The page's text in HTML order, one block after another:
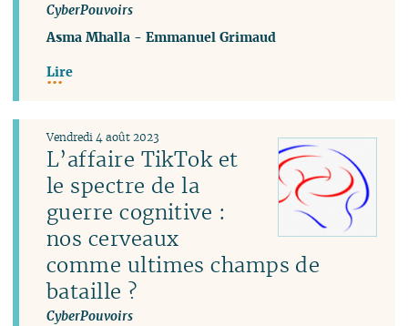
CyberPouvoirs
Asma Mhalla -Emmanuel Grimaud
Lire
L’affaire TikTok et
le spectre de la
guerre cognitive :
nos cerveaux
comme ultimes champs de
bataille ?
CyberPouvoirs
Vendredi 4 août 2023